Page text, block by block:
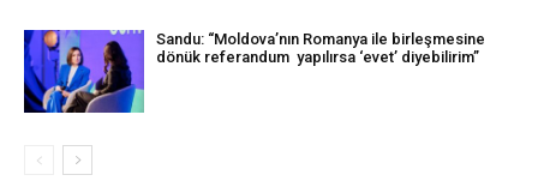
Sandu: “Moldova’nın Romanya ile birleşmesine
dönük referandum yapılırsa ‘evet’ diyebilirim”